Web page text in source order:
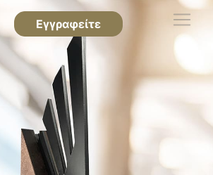
Εγγραφείτε